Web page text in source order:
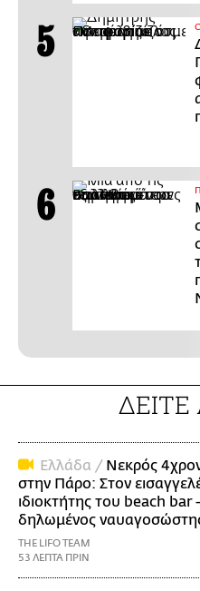
Ελλάδα / Νεκρός
στην Πάρο: Στον
ιδιοκτήτης του beach bar -
δηλωμένος
THE LIFO TEAM
53 ΛΕΠΤΑ ΠΡΙΝ